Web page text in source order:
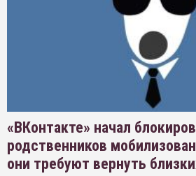
«ВКонтакте» начал
родственников
они требуют вернуть